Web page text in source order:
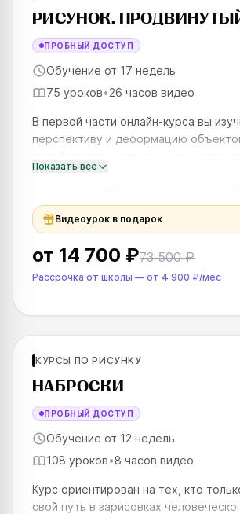
РИСУНОК.
ПРОБНЫЙ ДОСТУП
Обучение от 17 недель
75 уроков•26 часов видео
В первой части онлайн-курса вы
перспективу и деформацию
поработаете с различными видами
и нарисуете объект со сложной
формы и деталями. Вторая ч
Показать все
Видеоурок в подарок
от 14 700 ₽73 500 ₽
Рассрочка от школы — от 4 900 ₽/мес
SKILLS UP
КУРСЫ ПО РИСУНКУ
НАБРОСКИ
ПРОБНЫЙ ДОСТУП
Обучение от 12 недель
108 уроков•8 часов видео
Курс ориентирован на тех, кто
свой путь в зарисовках